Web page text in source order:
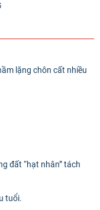
lặng chôn cất nhiều
đất “hạt nhân” tách
tuổi.